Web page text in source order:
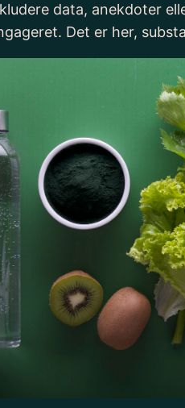
data, anekdoter
Det er her,